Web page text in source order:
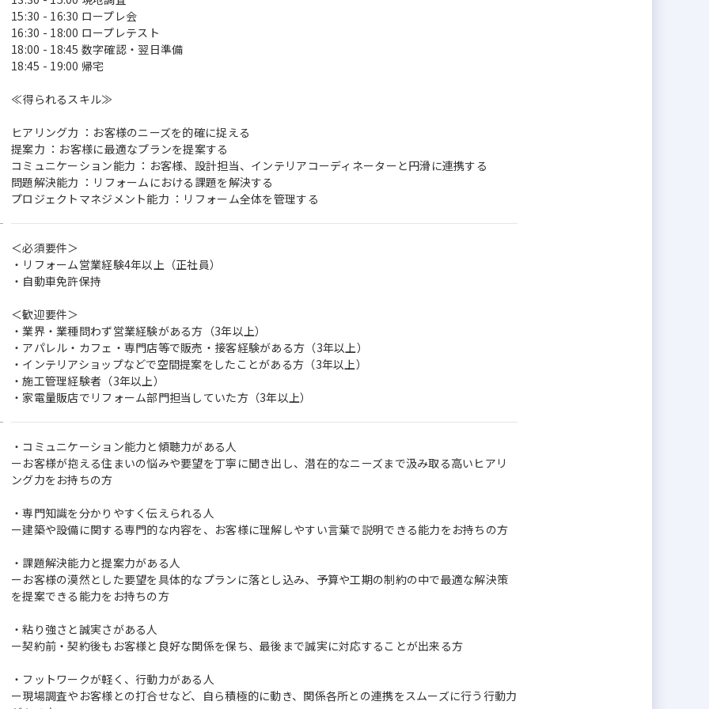
15:30 - 16:30 ロープレ会
16:30 - 18:00 ロープレテスト
18:00 - 18:45 数字確認・翌日準備
18:45 - 19:00 帰宅
≪得られるスキル≫
ヒアリング力 ：お客様のニーズを的確に捉える
提案力 ：お客様に最適なプランを提案する
コミュニケーション能力 ：お客様、設計担当、インテリアコーディネーターと円滑に連携する
問題解決能力 ：リフォームにおける課題を解決する
プロジェクトマネジメント能力 ：リフォーム全体を管理する
＜必須要件＞
・リフォーム営業経験4年以上（正社員）
・自動車免許保持
＜歓迎要件＞
・業界・業種問わず営業経験がある方（3年以上）
・アパレル・カフェ・専門店等で販売・接客経験がある方（3年以上）
・インテリアショップなどで空間提案をしたことがある方（3年以上）
・施工管理経験者（3年以上）
・家電量販店でリフォーム部門担当していた方（3年以上）
・コミュニケーション能力と傾聴力がある人
ーお客様が抱える住まいの悩みや要望を丁寧に聞き出し、潜在的なニーズまで汲み取る高いヒアリ
ング力をお持ちの方
・専門知識を分かりやすく伝えられる人
ー建築や設備に関する専門的な内容を、お客様に理解しやすい言葉で説明できる能力をお持ちの方
・課題解決能力と提案力がある人
ーお客様の漠然とした要望を具体的なプランに落とし込み、予算や工期の制約の中で最適な解決策
を提案できる能力をお持ちの方
・粘り強さと誠実さがある人
ー契約前・契約後もお客様と良好な関係を保ち、最後まで誠実に対応することが出来る方
・フットワークが軽く、行動力がある人
ー現場調査やお客様との打合せなど、自ら積極的に動き、関係各所との連携をスムーズに行う行動力